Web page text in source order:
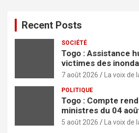
Recent Posts
SOCIÉTÉ
Togo : Assistance
victimes des
7 août 2026 La voix de
POLITIQUE
Togo : Compte
ministres du 04
5 août 2026 La voix de